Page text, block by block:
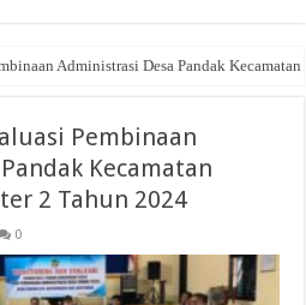
Administrasi Desa Pandak Kecamatan
Koperasi Desa Merah Putih
Pembinaan
Kecamatan
2 Tahun 2024
0